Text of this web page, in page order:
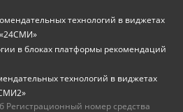
технологий в виджетах
в блоках платформы рекомендаций
технологий в виджетах
Регистрационный номер средства